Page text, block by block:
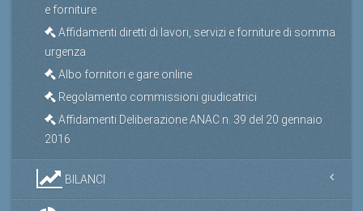
e forniture
Affidamenti diretti di lavori, servizi e forniture di somma
urgenza
Albo fornitori e gare online
Regolamento commissioni giudicatrici
Affidamenti Deliberazione ANAC n. 39 del 20 gennaio
2016
BILANCI